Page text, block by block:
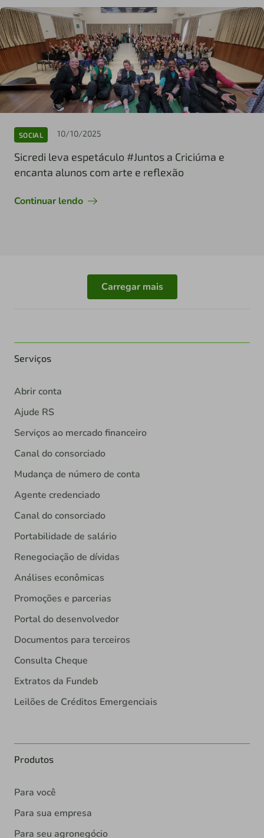
SOCIAL 10/10/2025
Sicredi leva espetáculo #Juntos a Criciúma e
encanta alunos com arte e reflexão
Continuar lendo
Carregar mais
Serviços
Abrir conta
Ajude RS
Serviços ao mercado financeiro
Canal do consorciado
Mudança de número de conta
Agente credenciado
Canal do consorciado
Portabilidade de salário
Renegociação de dívidas
Análises econômicas
Promoções e parcerias
Portal do desenvolvedor
Documentos para terceiros
Consulta Cheque
Extratos da Fundeb
Leilões de Créditos Emergenciais
Produtos
Para você
Para sua empresa
Para seu agronegócio